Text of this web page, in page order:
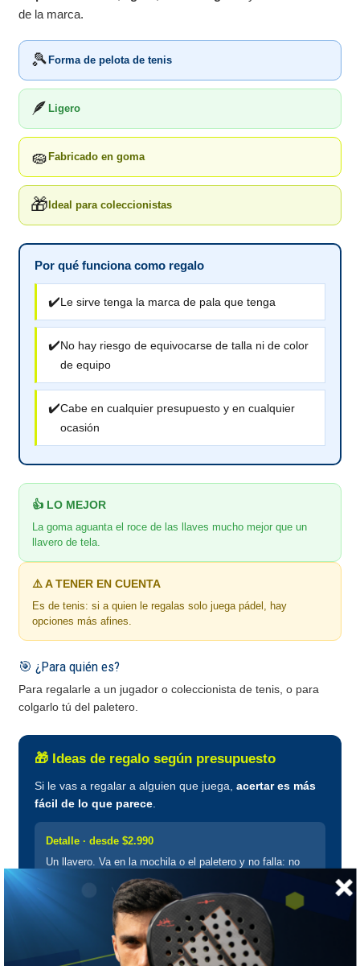
de la marca.
🎾Forma de pelota de tenis
🪶Ligero
🧽Fabricado en goma
🎁 Ideal para coleccionistas
Por qué funciona como regalo
✔️Le sirve tenga la marca de pala que tenga
✔️No hay riesgo de equivocarse de talla ni de color
de equipo
✔️Cabe en cualquier presupuesto y en cualquier
ocasión
👍 LO MEJOR
La goma aguanta el roce de las llaves mucho mejor que un
llavero de tela.
⚠️ A TENER EN CUENTA
Es de tenis: si a quien le regalas solo juega pádel, hay
opciones más afines.
🎯 ¿Para quién es?
Para regalarle a un jugador o coleccionista de tenis, o para
colgarlo tú del paletero.
🎁 Ideas de regalo según presupuesto
Si le vas a regalar a alguien que juega,acertar es más
fácil de lo que parece.
Detalle · desde $2.990
Un llavero. Va en la mochila o el paletero y no falla: no
depende de talla ni de marca preferida.
Regalo útil · desde $6.990
Una botella. La usa cada vez que juega, y quien juega
seguido siempre necesita otra.